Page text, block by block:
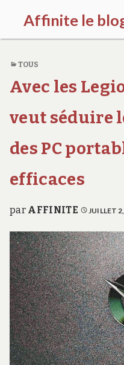
Affinite le
e
p
l
u
s
i
TOUS
Avec les
veut séduire
des PC
efficaces
par AFFINITE JUILLET